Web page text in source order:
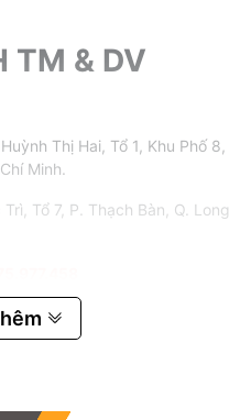
TM & DV
Thị Hai, Tổ 1, Khu Phố 8,
Minh.
Tổ 7, P. Thạch Bàn, Q. Long
– sales@hatok.vn